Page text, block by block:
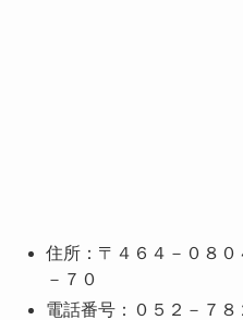
住所：〒４６４－０８０
－７０
電話番号：０５２－７８